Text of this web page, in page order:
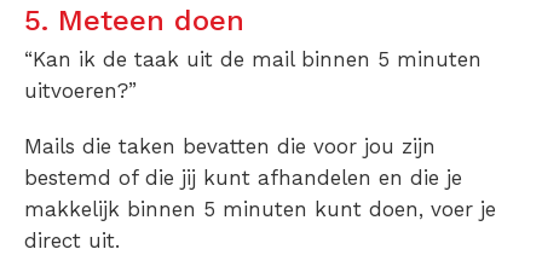
5. Meteen doen
“Kan ik de taak uit de mail binnen 5 minuten
uitvoeren?”
Mails die taken bevatten die voor jou zijn
bestemd of die jij kunt afhandelen en die je
makkelijk binnen 5 minuten kunt doen, voer je
direct uit.